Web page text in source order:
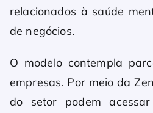
relacionados à saúde
de negócios.
O modelo contempla
empresas. Por meio da
do setor podem